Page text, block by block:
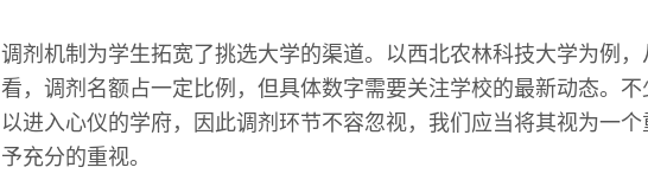
调剂机制为学生拓宽了挑选大学的渠道。以西北农林科技大学为例
看，调剂名额占一定比例，但具体数字需要关注学校的最新动态。
以进入心仪的学府，因此调剂环节不容忽视，我们应当将其视为一
予充分的重视。